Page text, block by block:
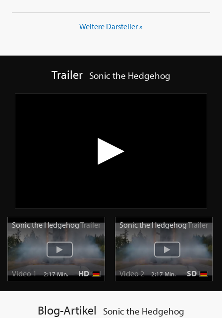
Weitere Darsteller »
Trailer Sonic the Hedgehog
Sonic the HedgehogTrailer
Video 1 2:17 Min. HD
Sonic the HedgehogTrailer
Video 2 2:17 Min. SD
Blog-Artikel Sonic the Hedgehog